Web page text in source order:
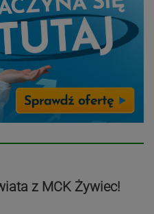
z MCK Żywiec!